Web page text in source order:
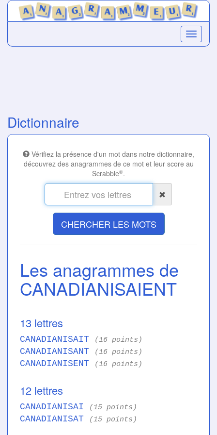
Dictionnaire
Vérifiez la présence d'un mot dans notre dictionnaire,
découvrez des anagrammes de ce mot et leur score au
Scrabble®.
CHERCHER LES MOTS
Les anagrammes de
CANADIANISAIENT
13 lettres
CANADIANISAIT (16 points)
CANADIANISANT (16 points)
CANADIANISENT (16 points)
12 lettres
CANADIANISAI (15 points)
CANADIANISAT (15 points)